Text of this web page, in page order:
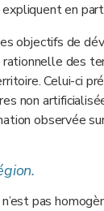
en
objectifs de
des
Celui-ci
non
observée
pas